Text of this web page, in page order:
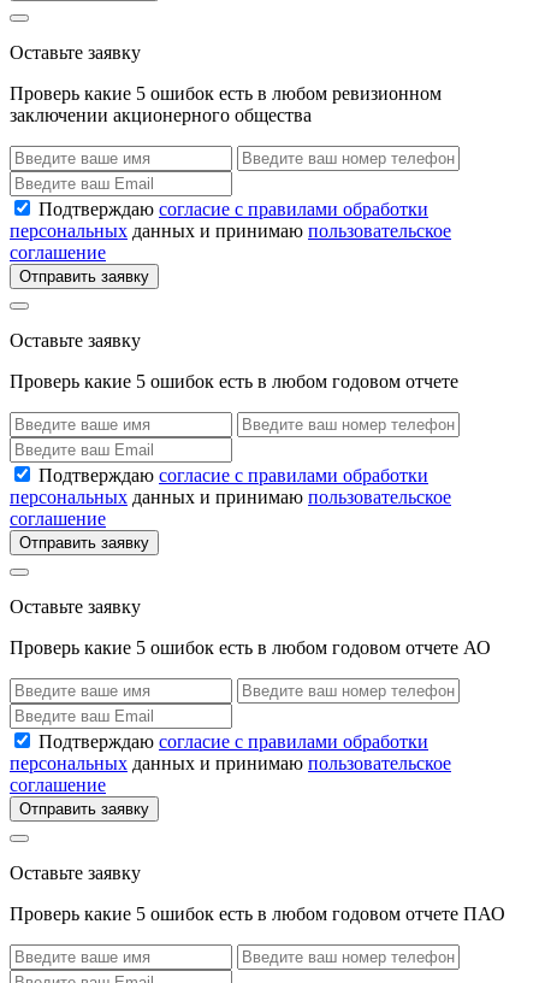
Оставьте заявку
Проверь какие 5 ошибок есть в любом ревизионном
заключении акционерного общества
Подтверждаю согласие с правилами обработки
персональных данных и принимаю пользовательское
соглашение
Отправить заявку
Оставьте заявку
Проверь какие 5 ошибок есть в любом годовом отчете
Подтверждаю согласие с правилами обработки
персональных данных и принимаю пользовательское
соглашение
Отправить заявку
Оставьте заявку
Проверь какие 5 ошибок есть в любом годовом отчете АО
Подтверждаю согласие с правилами обработки
персональных данных и принимаю пользовательское
соглашение
Отправить заявку
Оставьте заявку
Проверь какие 5 ошибок есть в любом годовом отчете ПАО